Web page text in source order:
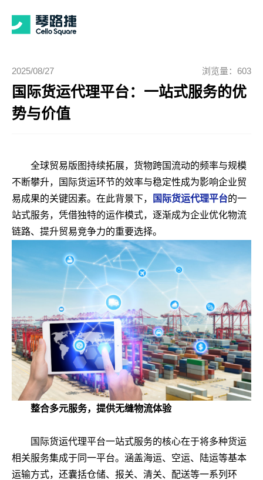
2025/08/27 浏览量：603
国际货运代理平台：一站式服务的优
势与价值
全球贸易版图持续拓展，货物跨国流动的频率与规模
不断攀升，国际货运环节的效率与稳定性成为影响企业贸
易成果的关键因素。在此背景下，
国际货运代理平台的一
站式服务，凭借独特的运作模式，逐渐成为企业优化物流
链路、提升贸易竞争力的重要选择。
整合多元服务，提供无缝物流体验
国际货运代理平台一站式服务的核心在于将多种货运
相关服务集成于同一平台。涵盖海运、空运、陆运等基本
运输方式，还囊括仓储、报关、清关、配送等一系列环